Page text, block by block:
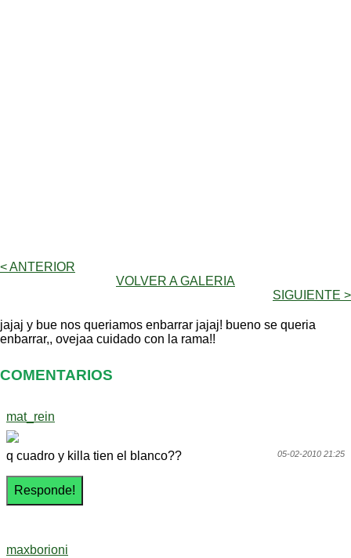
< ANTERIOR
VOLVER A GALERIA
SIGUIENTE >
jajaj y bue nos queriamos enbarrar jajaj! bueno se queria
enbarrar,, ovejaa cuidado con la rama!!
COMENTARIOS
mat_rein
05-02-2010 21:25
q cuadro y killa tien el blanco??
maxborioni